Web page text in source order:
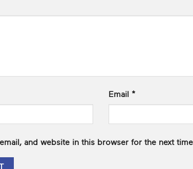
Email *
and website in this browser for the next